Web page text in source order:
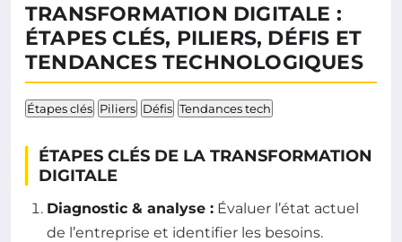
TRANSFORMATION DIGITALE :
ÉTAPES CLÉS, PILIERS, DÉFIS ET
TENDANCES TECHNOLOGIQUES
Étapes clés Piliers Défis Tendances tech
ÉTAPES CLÉS DE LA TRANSFORMATION
DIGITALE
Diagnostic & analyse : Évaluer l’état actuel
de l’entreprise et identifier les besoins.